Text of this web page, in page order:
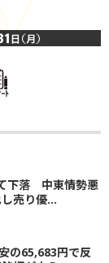
ﾄ
下落 中東情勢悪
売り優...
の65,683円で反